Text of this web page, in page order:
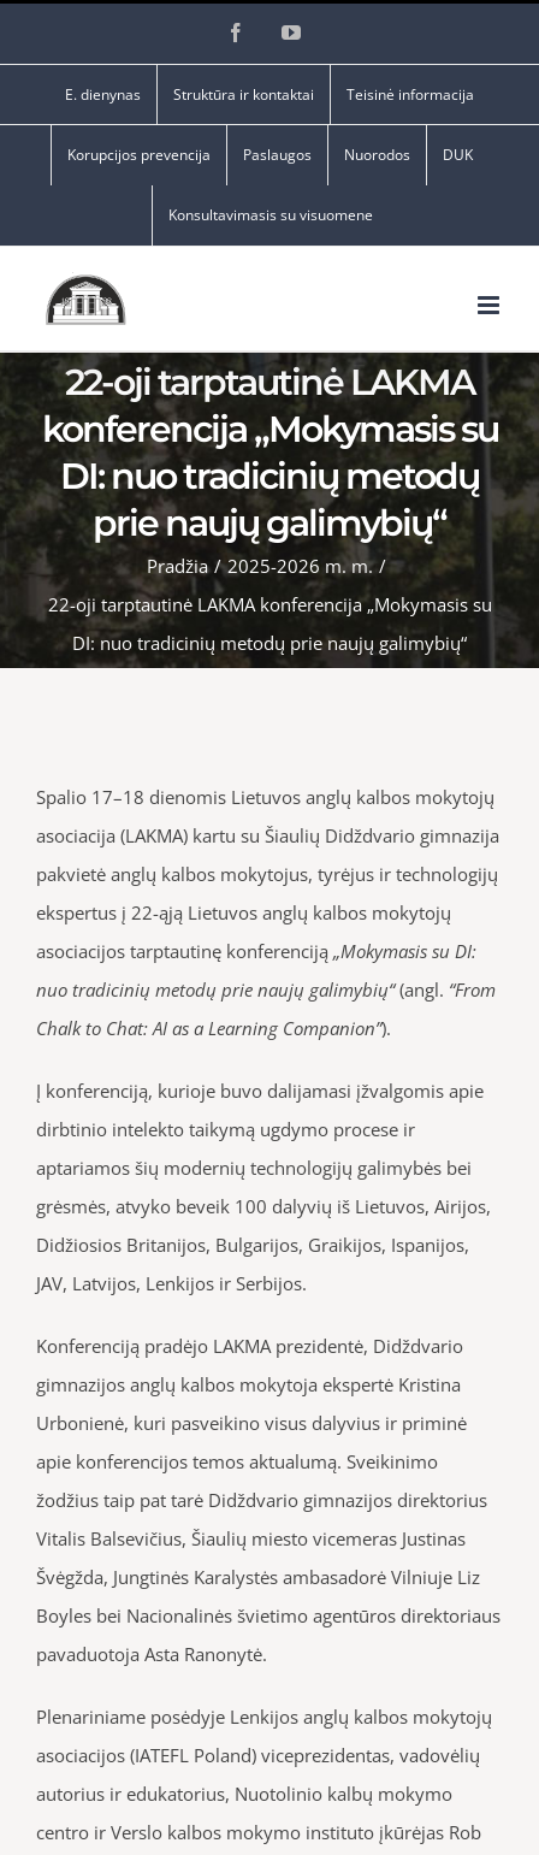
FacebookYouTube
E. dienynas Struktūra ir kontaktai Teisinė informacija
Korupcijos prevencija Paslaugos Nuorodos DUK
Konsultavimasis su visuomene
22-oji tarptautinė LAKMA
konferencija „Mokymasis su
DI: nuo tradicinių metodų
prie naujų galimybių“
Pradžia / 2025-2026 m. m. /
22-oji tarptautinė LAKMA konferencija „Mokymasis su
DI: nuo tradicinių metodų prie naujų galimybių“
Spalio 17–18 dienomis Lietuvos anglų kalbos mokytojų
asociacija (LAKMA) kartu su Šiaulių Didždvario gimnazija
pakvietė anglų kalbos mokytojus, tyrėjus ir technologijų
ekspertus į 22-ąją Lietuvos anglų kalbos mokytojų
asociacijos tarptautinę konferenciją „Mokymasis su DI:
nuo tradicinių metodų prie naujų galimybių“(angl. “From
Chalk to Chat: AI as a Learning Companion”).
Į konferenciją, kurioje buvo dalijamasi įžvalgomis apie
dirbtinio intelekto taikymą ugdymo procese ir
aptariamos šių modernių technologijų galimybės bei
grėsmės, atvyko beveik 100 dalyvių iš Lietuvos, Airijos,
Didžiosios Britanijos, Bulgarijos, Graikijos, Ispanijos,
JAV, Latvijos, Lenkijos ir Serbijos.
Konferenciją pradėjo LAKMA prezidentė, Didždvario
gimnazijos anglų kalbos mokytoja ekspertė Kristina
Urbonienė, kuri pasveikino visus dalyvius ir priminė
apie konferencijos temos aktualumą. Sveikinimo
žodžius taip pat tarė Didždvario gimnazijos direktorius
Vitalis Balsevičius, Šiaulių miesto vicemeras Justinas
Švėgžda, Jungtinės Karalystės ambasadorė Vilniuje Liz
Boyles bei Nacionalinės švietimo agentūros direktoriaus
pavaduotoja Asta Ranonytė.
Plenariniame posėdyje Lenkijos anglų kalbos mokytojų
asociacijos (IATEFL Poland) viceprezidentas, vadovėlių
autorius ir edukatorius, Nuotolinio kalbų mokymo
centro ir Verslo kalbos mokymo instituto įkūrėjas Rob